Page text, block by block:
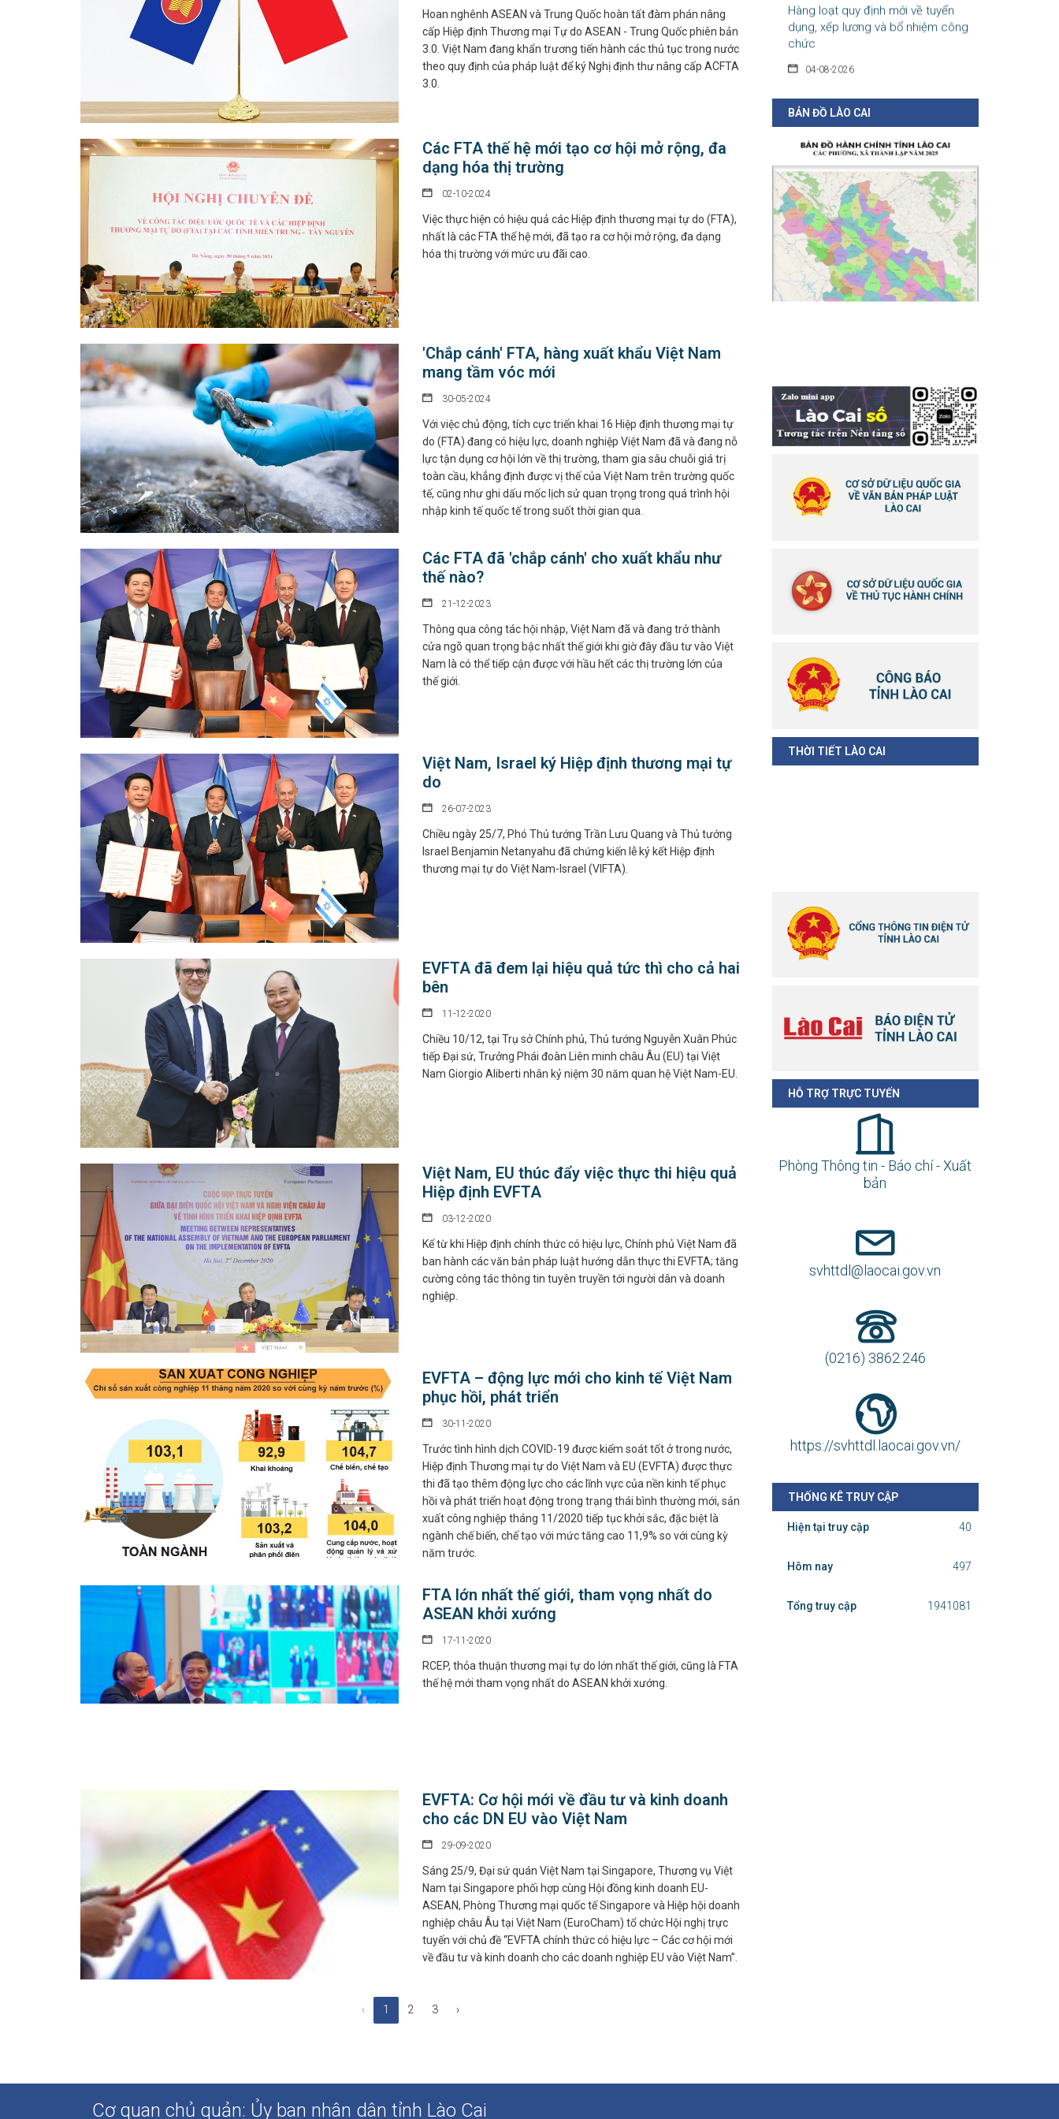
Hoan nghênh ASEAN và Trung Quốc hoàn tất đàm phán nâng
cấp Hiệp định Thương mại Tự do ASEAN - Trung Quốc phiên bản
3.0. Việt Nam đang khẩn trương tiến hành các thủ tục trong nước
theo quy định của pháp luật để ký Nghị định thư nâng cấp ACFTA
3.0.
Các FTA thế hệ mới tạo cơ hội mở rộng, đa
dạng hóa thị trường
02-10-2024
Việc thực hiện có hiệu quả các Hiệp định thương mại tự do (FTA),
nhất là các FTA thế hệ mới, đã tạo ra cơ hội mở rộng, đa dạng
hóa thị trường với mức ưu đãi cao.
'Chắp cánh' FTA, hàng xuất khẩu Việt Nam
mang tầm vóc mới
30-05-2024
Với việc chủ động, tích cực triển khai 16 Hiệp định thương mại tự
do (FTA) đang có hiệu lực, doanh nghiệp Việt Nam đã và đang nỗ
lực tận dụng cơ hội lớn về thị trường, tham gia sâu chuỗi giá trị
toàn cầu, khẳng định được vị thế của Việt Nam trên trường quốc
tế, cũng như ghi dấu mốc lịch sử quan trọng trong quá trình hội
nhập kinh tế quốc tế trong suốt thời gian qua.
Các FTA đã 'chắp cánh' cho xuất khẩu như
thế nào?
21-12-2023
Thông qua công tác hội nhập, Việt Nam đã và đang trở thành
cửa ngõ quan trọng bậc nhất thế giới khi giờ đây đầu tư vào Việt
Nam là có thể tiếp cận được với hầu hết các thị trường lớn của
thế giới.
Việt Nam, Israel ký Hiệp định thương mại tự
do
26-07-2023
Chiều ngày 25/7, Phó Thủ tướng Trần Lưu Quang và Thủ tướng
Israel Benjamin Netanyahu đã chứng kiến lễ ký kết Hiệp định
thương mại tự do Việt Nam-Israel (VIFTA).
EVFTA đã đem lại hiệu quả tức thì cho cả hai
bên
11-12-2020
Chiều 10/12, tại Trụ sở Chính phủ, Thủ tướng Nguyễn Xuân Phúc
tiếp Đại sứ, Trưởng Phái đoàn Liên minh châu Âu (EU) tại Việt
Nam Giorgio Aliberti nhân kỷ niệm 30 năm quan hệ Việt Nam-EU.
Việt Nam, EU thúc đẩy việc thực thi hiệu quả
Hiệp định EVFTA
03-12-2020
Kể từ khi Hiệp định chính thức có hiệu lực, Chính phủ Việt Nam đã
ban hành các văn bản pháp luật hướng dẫn thực thi EVFTA; tăng
cường công tác thông tin tuyên truyền tới người dân và doanh
nghiệp.
EVFTA – động lực mới cho kinh tế Việt Nam
phục hồi, phát triển
30-11-2020
Trước tình hình dịch COVID-19 được kiểm soát tốt ở trong nước,
Hiệp định Thương mại tự do Việt Nam và EU (EVFTA) được thực
thi đã tạo thêm động lực cho các lĩnh vực của nền kinh tế phục
hồi và phát triển hoạt động trong trạng thái bình thường mới, sản
xuất công nghiệp tháng 11/2020 tiếp tục khởi sắc, đặc biệt là
ngành chế biến, chế tạo với mức tăng cao 11,9% so với cùng kỳ
năm trước.
FTA lớn nhất thế giới, tham vọng nhất do
ASEAN khởi xướng
17-11-2020
RCEP, thỏa thuận thương mại tự do lớn nhất thế giới, cũng là FTA
thế hệ mới tham vọng nhất do ASEAN khởi xướng.
EVFTA: Cơ hội mới về đầu tư và kinh doanh
cho các DN EU vào Việt Nam
29-09-2020
Sáng 25/9, Đại sứ quán Việt Nam tại Singapore, Thương vụ Việt
Nam tại Singapore phối hợp cùng Hội đồng kinh doanh EU-
ASEAN, Phòng Thương mại quốc tế Singapore và Hiệp hội doanh
nghiệp châu Âu tại Việt Nam (EuroCham) tổ chức Hội nghị trực
tuyến với chủ đề “EVFTA chính thức có hiệu lực – Các cơ hội mới
về đầu tư và kinh doanh cho các doanh nghiệp EU vào Việt Nam”.
‹ 1 2 3 ›
dụng, xếp lương và bổ nhiệm công
chức
04-08-2026
Nghị định 300/2026/NĐ-CP vừa sửa đổi, bổ
BẢN ĐỒ LÀO CAI
THỜI TIẾT LÀO CAI
Phòng Thông tin - Báo chí - Xuất
svhttdl@laocai.gov.vn
(0216) 3862.246
https://svhttdl.laocai.gov.vn/
Hiện tại truy cập
Hôm nay 497
Tổng truy cập
Cơ quan chủ quản: Ủy ban nhân dân tỉnh Lào Cai